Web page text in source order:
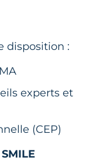
disposition :
experts et
(CEP)